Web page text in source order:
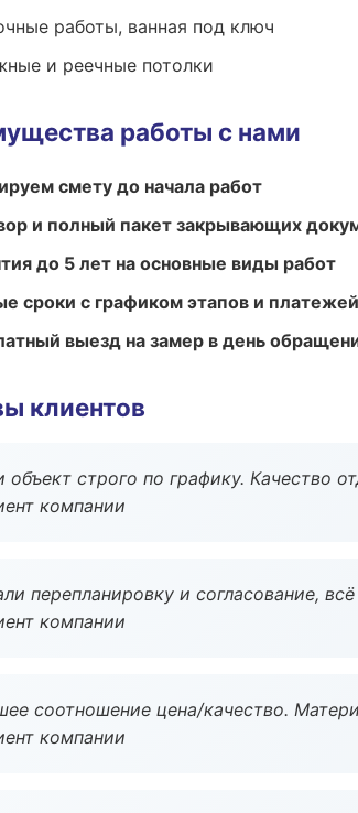
работы, ванная под ключ
и реечные потолки
работы с нами
смету до начала работ
и полный пакет закрывающих
до 5 лет на основные виды работ
сроки с графиком этапов и платежей
выезд на замер в день
клиентов
объект строго по графику. Качество
компании
перепланировку и согласование,
компании
соотношение цена/качество.
компании